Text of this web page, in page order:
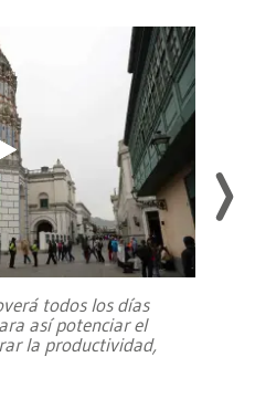
todos los días
así potenciar el
la productividad,